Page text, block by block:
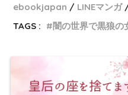
ebookjapan
LINEマンガ
TAGS :
闇の世界で黒狼の